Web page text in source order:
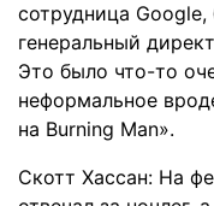
сотрудница
генеральный
Это было что-то
неформальное
на Burning Man».
Скотт Хассан: На